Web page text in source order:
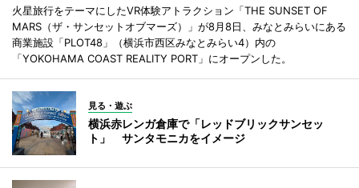
火星旅行をテーマにしたVR体験アトラクション「THE SUNSET OF
MARS（ザ・サンセットオブマーズ）」が8月8日、みなとみらいにある
商業施設「PLOT48」（横浜市西区みなとみらい4）内の
「YOKOHAMA COAST REALITY PORT」にオープンした。
見る・遊ぶ
横浜赤レンガ倉庫で「レッドブリックサンセッ
ト」 サンタモニカをイメージ